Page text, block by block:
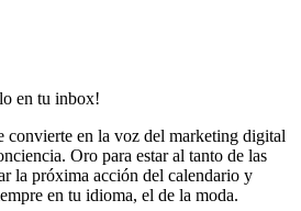
en tu inbox!
convierte en la voz del marketing digital
Oro para estar al tanto de las
la próxima acción del calendario y
en tu idioma, el de la moda.